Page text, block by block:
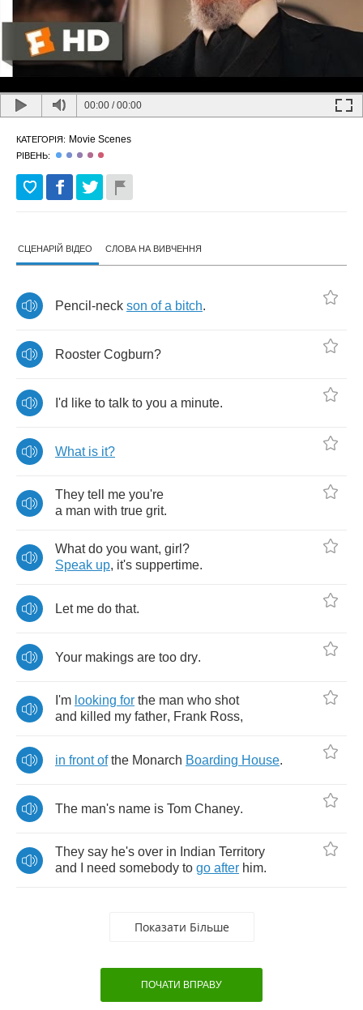
00:00 /00:00
КАТЕГОРІЯ: Movie Scenes
РІВЕНЬ:
СЦЕНАРІЙ ВІДЕО СЛОВА НА ВИВЧЕННЯ
Pencil -neck son of a bitch.
Rooster Cogburn?
I'd like to talk to you a minute.
What is it?
They tell me you're
a man with true grit.
What do you want, girl ?
Speak up, it's suppertime.
Let me do that.
Your makings are too dry.
I'm looking for the man who shot
and killed my father, Frank Ross,
in front of the Monarch Boarding House.
The man's name is Tom Chaney.
They say he's over in Indian Territory
and
need somebody to go after him.
Показати Більше
ПОЧАТИ ВПРАВУ